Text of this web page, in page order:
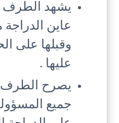
يشهد الطرف
عاين
وقبلها على
عليها .
يصرح الطرف
جميع